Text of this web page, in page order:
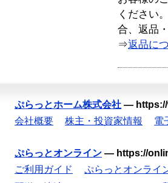
ください
合、返品
⇒返品に
ぷらっとホーム株式会社 —
会社概要
株主・投資家情報 電
ぷらっとオンライン — https://
ご利用ガイド
ぷらっとオンライ